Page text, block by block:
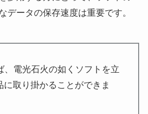
データの保存速度は重要です。
、電光石火の如くソフトを立
に取り掛かることができま